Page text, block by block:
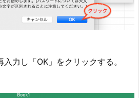
力し「OK」をクリックする。